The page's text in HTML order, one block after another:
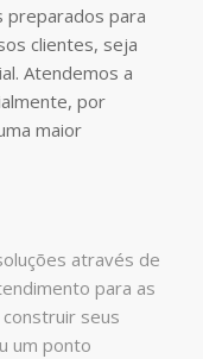
preparados para
clientes, seja
Atendemos a
por
maior
através de
para as
seus
um ponto